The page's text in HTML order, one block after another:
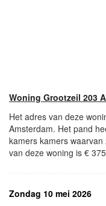
Woning Grootzeil 203
Het adres van deze
Amsterdam. Het pand
kamers kamers
van deze woning is €
Zondag 10 mei 2026